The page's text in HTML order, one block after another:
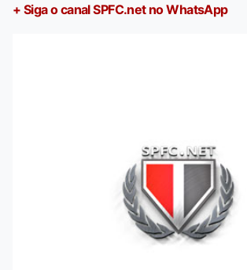
+ Siga o canal SPFC.net no WhatsApp